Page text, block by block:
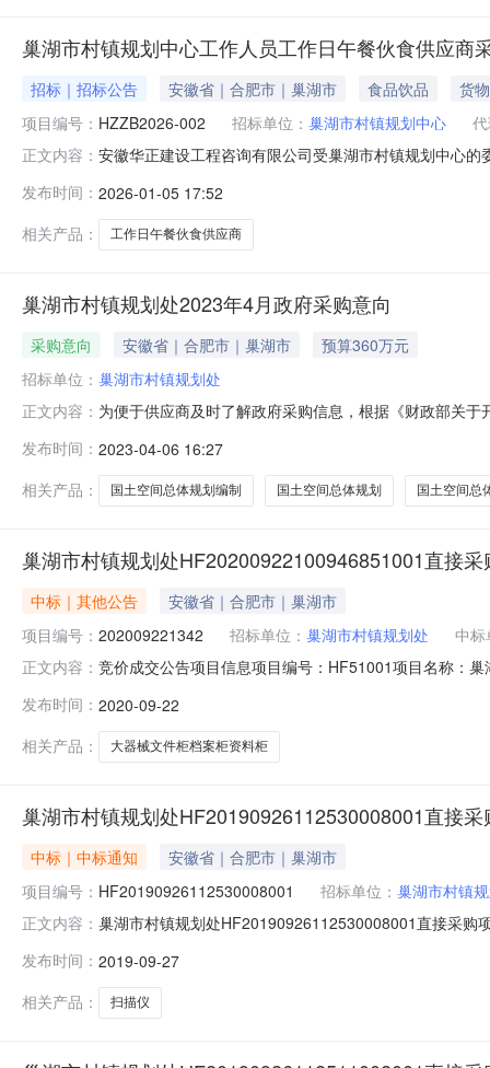
巢湖市村镇规划中心工作人员工作日午餐伙食供应商
招标｜招标公告 安徽省｜合肥市｜巢湖市 食品饮品
货物
项目编号： HZZB2026-002 招标单位： 巢湖市村镇规划中心
正文内容： 安徽华正建设工程咨询有限公司受巢湖市村镇规划中心
年5.标段（包别）划分：共一个包别二、供应商资格1.符
日以来具有餐饮服
发布时间： 2026-01-05 17:52
相关产品：
工作日午餐伙食供应商
巢湖市村镇规划处2023年4月政府采购意向
采购意向 安徽省｜合肥市｜巢湖市
预算360万元
招标单位： 巢湖市村镇规划处
正文内容： 为便于供应商及时了解政府采购信息，根据《财政部关
与利用的依据。根据皖自然资综函【2023】1号和皖自
土空间总体规划根据皖自
发布时间： 2023-04-06 16:27
相关产品：
国土空间总体规划编制 国土空间总体规划 国土空间总
巢湖市村镇规划处HF20200922100946851001直接
中标｜其他公告
安徽省｜合肥市｜巢湖市
项目编号： 202009221342 招标单位： 巢湖市村镇规划处
中标
正文内容： 竞价成交公告项目信息项目编号：HF51001项目名称：
档案柜资料柜XY-1113普通4500.02000.0订单总价(元
发布时间： 2020-09-22
相关产品：
大器械文件柜档案柜资料柜
巢湖市村镇规划处HF20190926112530008001直接
中标｜中标通知
安徽省｜合肥市｜巢湖市
项目编号： HF20190926112530008001 招标单位： 巢湖市村镇
正文内容： 巢湖市村镇规划处HF20190926112530008001直接采购
网上直接采购项目采购人名称：巢湖市村镇规划处采购
发布时间： 2019-09-27
相关产品：
扫描仪